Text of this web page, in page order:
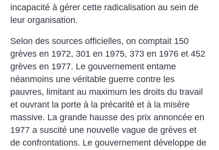
incapacité à gérer cette radicalisation au sein de
leur organisation.
Selon des sources officielles, on comptait 150
grèves en 1972, 301 en 1975, 373 en 1976 et 452
grèves en 1977. Le gouvernement entame
néanmoins une véritable guerre contre les
pauvres, limitant au maximum les droits du travail
et ouvrant la porte à la précarité et à la misère
massive. La grande hausse des prix annoncée en
1977 a suscité une nouvelle vague de grèves et
de confrontations. Le gouvernement développe de